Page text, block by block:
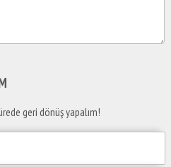
geri dönüş yapalım!